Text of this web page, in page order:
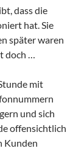
dass die
hat. Sie
später waren
doch …
mit
und sich
offensichtlich
Kunden